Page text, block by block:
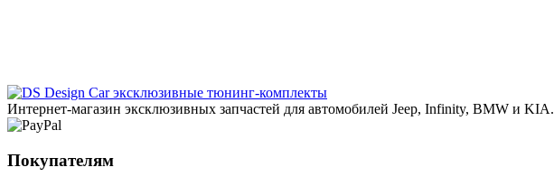
эксклюзивные тюнинг-комплекты
Интернет-магазин эксклюзивных запчастей для автомобилей Jeep, Infinity, BMW и KIA.
Покупателям